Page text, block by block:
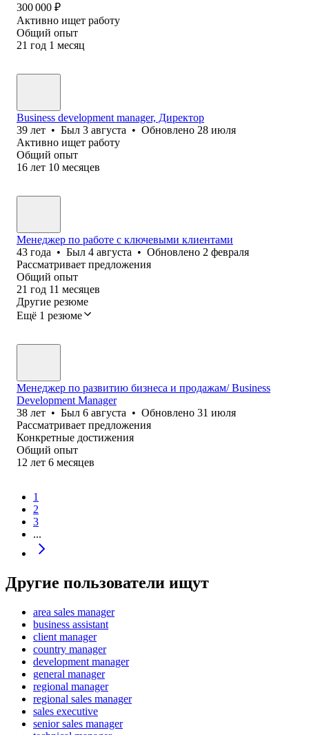
300 000 ₽
Активно ищет работу
Общий опыт
21 год 1 месяц
Business development manager, Директор
39 лет • Был 3 августа • Обновлено 28 июля
Активно ищет работу
Общий опыт
16 лет 10 месяцев
Менеджер по работе с ключевыми клиентами
43 года • Был 4 августа • Обновлено 2 февраля
Рассматривает предложения
Общий опыт
21 год 11 месяцев
Другие резюме
Ещё 1 резюме
Менеджер по развитию бизнеса и продажам/ Business
Development Manager
38 лет • Был 6 августа • Обновлено 31 июля
Рассматривает предложения
Конкретные достижения
Общий опыт
12 лет 6 месяцев
1
2
3
...
Другие пользователи ищут
area sales manager
business assistant
client manager
country manager
development manager
general manager
regional manager
regional sales manager
sales executive
senior sales manager